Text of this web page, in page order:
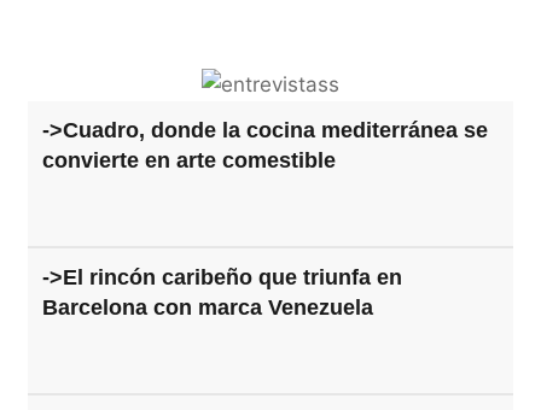
->Cuadro, donde la cocina mediterránea se
convierte en arte comestible
->El rincón caribeño que triunfa en
Barcelona con marca Venezuela